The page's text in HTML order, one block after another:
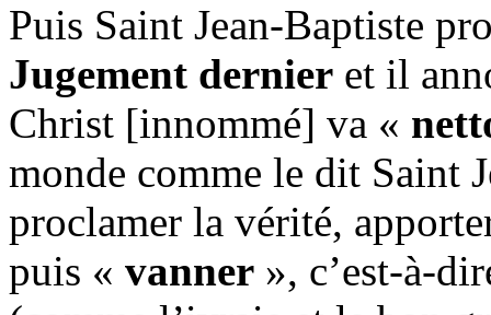
Puis Saint Jean-Baptiste
Jugement dernier et il
Christ [innommé] va «
monde comme le dit Saint
proclamer la vérité,
puis « vanner », c’est-à-